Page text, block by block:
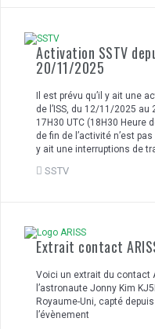
Activation SSTV
20/11/2025
Il est prévu qu’il y ait une
de l’ISS, du 12/11/2025
17H30 UTC (18H30 Heure
de fin de l’activité n’est
y ait une interruptions de
SSTV
Extrait contact
Voici un extrait du contact
l’astronaute Jonny Kim
Royaume-Uni, capté
l’évènement